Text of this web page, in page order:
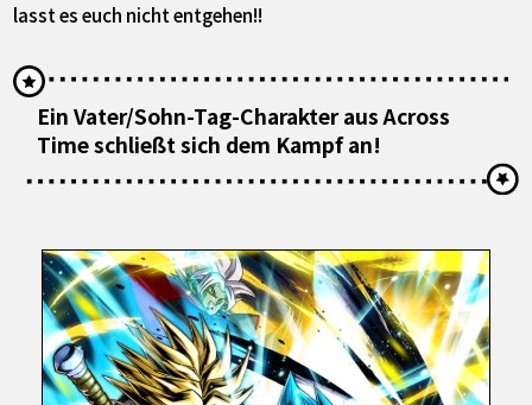
lasst es euch nicht entgehen!!
Ein Vater/Sohn-Tag-Charakter aus Across
Time schließt sich dem Kampf an!